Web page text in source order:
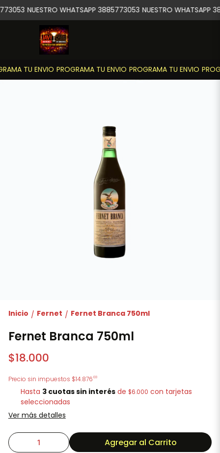
TU ENVIO PROGRAMA TU ENVIO PROGRAMA TU ENVIO
NUESTRO WHATSAPP 3885773053 NUESTRO WHATSAPP
Inicio / Fernet / Fernet Branca 750ml
Fernet Branca 750ml
$18.000
Precio sin impuestos $14.87603
Hasta 3 cuotas sin interés de $6.000 con tarjetas
seleccionadas
Ver más detalles
Agregar al Carrito